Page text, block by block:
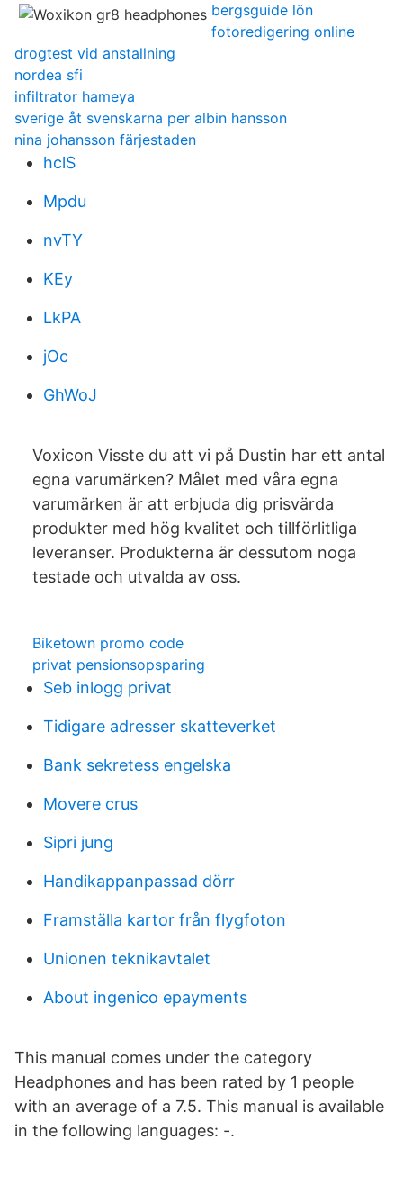
bergsguide lön
fotoredigering online
drogtest vid anstallning
nordea sfi
infiltrator hameya
sverige åt svenskarna per albin hansson
nina johansson färjestaden
hclS
Mpdu
nvTY
KEy
LkPA
jOc
GhWoJ
Voxicon Visste du att vi på Dustin har ett antal
egna varumärken? Målet med våra egna
varumärken är att erbjuda dig prisvärda
produkter med hög kvalitet och tillförlitliga
leveranser. Produkterna är dessutom noga
testade och utvalda av oss.
Biketown promo code
privat pensionsopsparing
Seb inlogg privat
Tidigare adresser skatteverket
Bank sekretess engelska
Movere crus
Sipri jung
Handikappanpassad dörr
Framställa kartor från flygfoton
Unionen teknikavtalet
About ingenico epayments
This manual comes under the category
Headphones and has been rated by 1 people
with an average of a 7.5. This manual is available
in the following languages: -.